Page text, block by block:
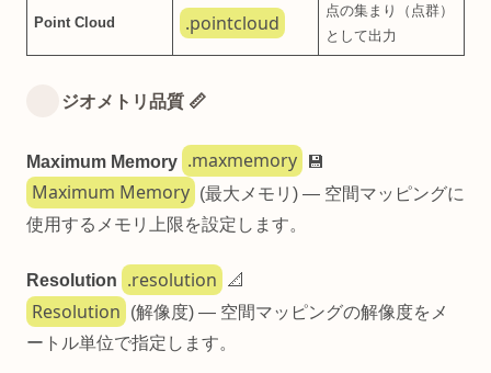
Point Cloud .pointcloud
点の集まり（点群）
として出力
ジオメトリ品質 📏
Maximum Memory .maxmemory 💾
Maximum Memory
(最大メモリ) — 空間マッピングに
使用するメモリ上限を設定します。
Resolution .resolution 📐
Resolution
(解像度) — 空間マッピングの解像度をメ
ートル単位で指定します。